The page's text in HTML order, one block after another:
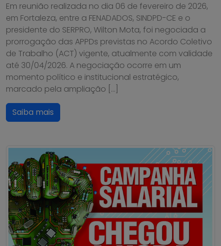
Em reunião realizada no dia 06 de fevereiro de 2026,
em Fortaleza, entre a FENADADOS, SINDPD-CE e o
presidente do SERPRO, Wilton Mota, foi negociada a
prorrogação das APPDs previstas no Acordo Coletivo
de Trabalho (ACT) vigente, atualmente com validade
até 30/04/2026. A negociação ocorre em um
momento político e institucional estratégico,
marcado pela ampliação […]
Saiba mais